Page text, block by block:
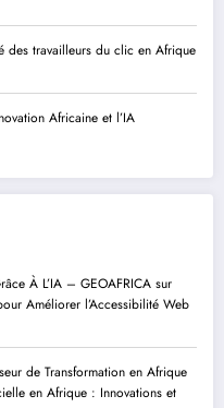
des travailleurs du clic en Afrique
Africaine et l’IA
À L’IA – GEOAFRICA sur
Améliorer l’Accessibilité Web
de Transformation en Afrique
en Afrique : Innovations et